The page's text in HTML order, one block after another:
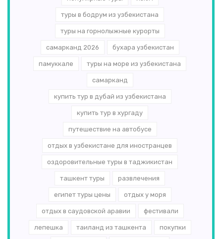
туры в бодрум из узбекистана
туры на горнолыжные курорты
самарканд 2026 бухара узбекистан
памуккале туры на море из узбекистана
самарканд
купить тур в дубай из узбекистана
купить тур в хургаду
путешествие на автобусе
отдых в узбекистане для иностранцев
оздоровительные туры в таджикистан
ташкент туры развлечения
египет туры цены отдых у моря
отдых в саудовской аравии фестивали
лепешка таиланд из ташкента покупки